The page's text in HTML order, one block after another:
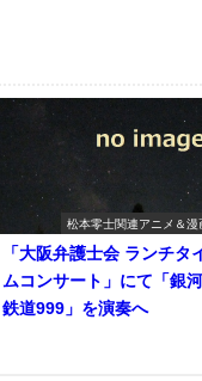
松本零士関連アニメ＆漫
「大阪弁護士会 ランチタ
ムコンサート」にて「銀河
鉄道999」を演奏へ